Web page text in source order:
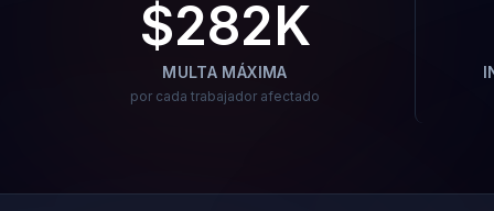
$282K
MULTA MÁXIMA
por cada trabajador afectado